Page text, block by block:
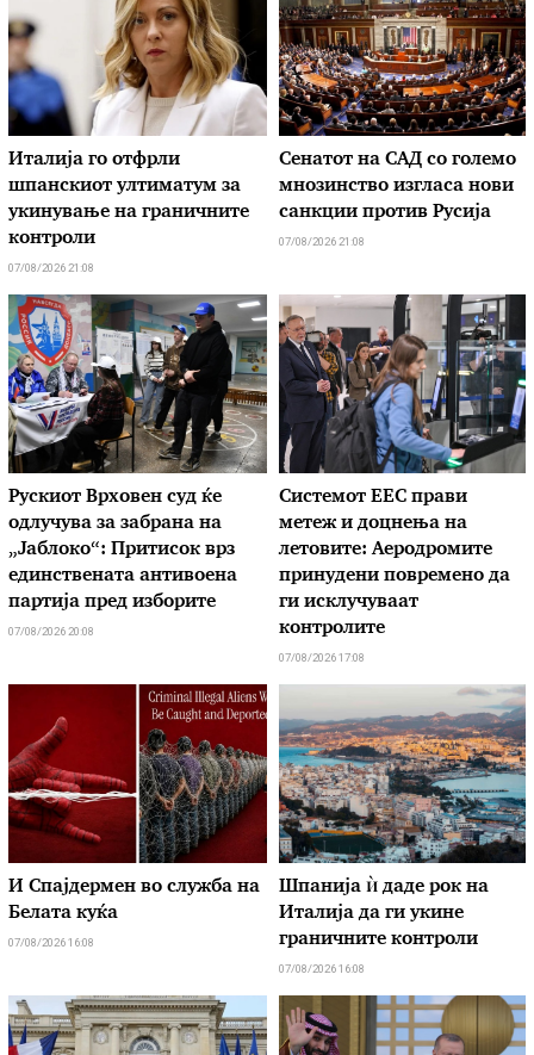
Италија го отфрли
шпанскиот ултиматум за
укинување на граничните
контроли
07/08/2026 21:08
Сенатот на САД со големо
мнозинство изгласа нови
санкции против Русија
07/08/2026 21:08
Рускиот Врховен суд ќе
одлучува за забрана на
„Јаблоко“: Притисок врз
единствената антивоена
партија пред изборите
07/08/2026 20:08
Системот ЕЕС прави
метеж и доцнења на
летовите: Аеродромите
принудени повремено да
ги исклучуваат
контролите
07/08/2026 17:08
И Спајдермен во служба на
Белата куќа
07/08/2026 16:08
Шпанија ѝ даде рок на
Италија да ги укине
граничните контроли
07/08/2026 16:08